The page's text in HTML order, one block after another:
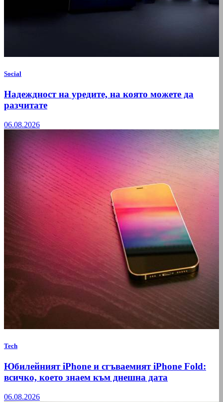
Social
Надеждност на уредите, на която можете да
разчитате
06.08.2026
Tech
Юбилейният iPhone и сгъваемият iPhone Fold:
всичко, което знаем към днешна дата
06.08.2026